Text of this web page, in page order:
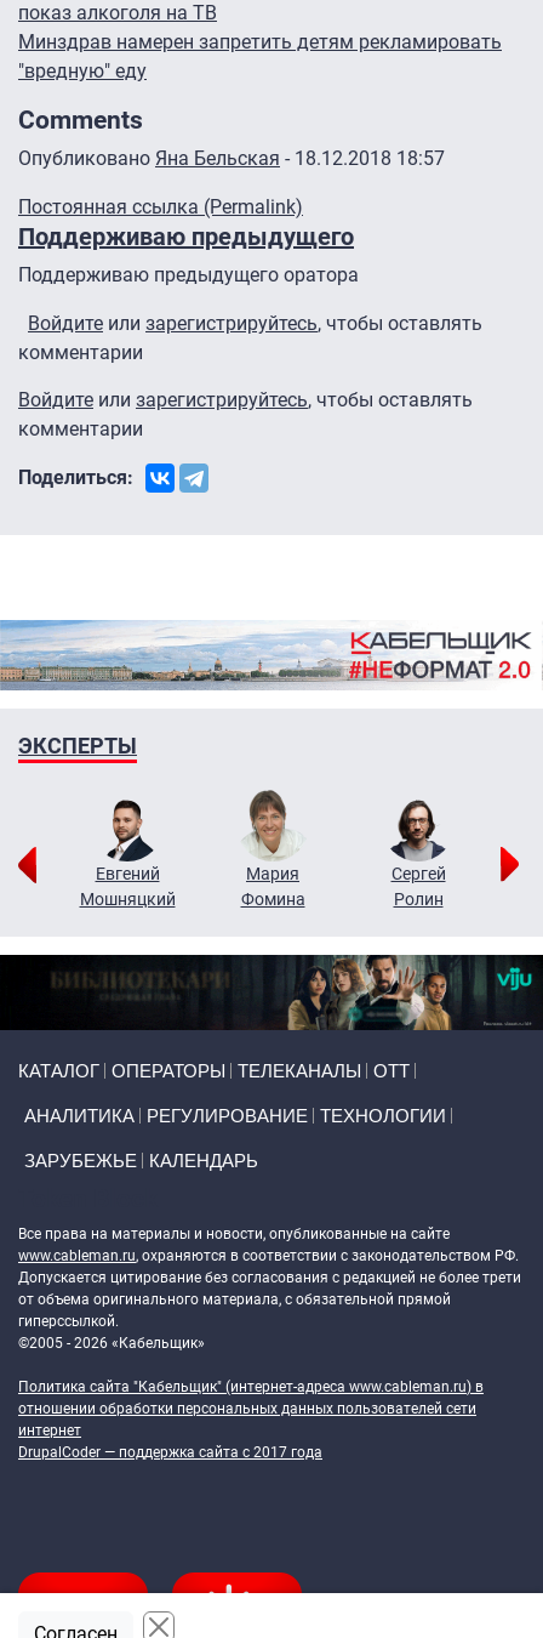
показ алкоголя на ТВ
Минздрав намерен запретить детям рекламировать
"вредную" еду
Comments
Опубликовано Яна Бельская - 18.12.2018 18:57
Постоянная ссылка (Permalink)
Поддерживаю предыдущего
Поддерживаю предыдущего оратора
Войдите или зарегистрируйтесь, чтобы оставлять
комментарии
Войдите или зарегистрируйтесь, чтобы оставлять
комментарии
Поделиться:
ЭКСПЕРТЫ
Евгений
Мошняцкий
Мария
Фомина
Сергей
Ролин
КАТАЛОГ ОПЕРАТОРЫ ТЕЛЕКАНАЛЫ ОТТ
АНАЛИТИКА РЕГУЛИРОВАНИЕ ТЕХНОЛОГИИ
ЗАРУБЕЖЬЕ КАЛЕНДАРЬ
Все права на материалы и новости, опубликованные на сайте
www.cableman.ru, охраняются в соответствии с законодательством РФ.
Допускается цитирование без согласования с редакцией не более трети
от объема оригинального материала, с обязательной прямой
гиперссылкой.
©2005 - 2026 «Кабельщик»
Политика сайта "Кабельщик" (интернет-адреса www.cableman.ru) в
отношении обработки персональных данных пользователей сети
интернет
DrupalCoder — поддержка сайта c 2017 года